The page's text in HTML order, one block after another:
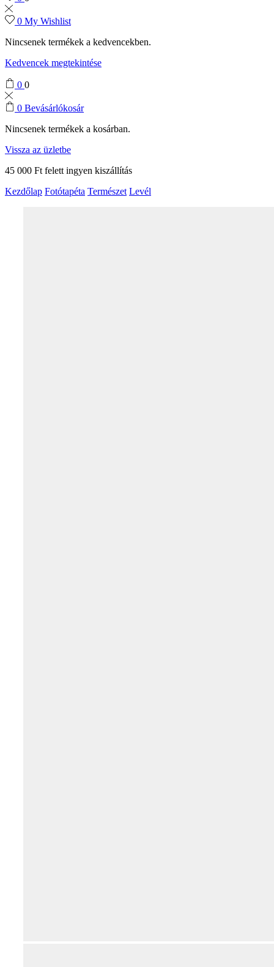
0 My Wishlist
Nincsenek termékek a kedvencekben.
Kedvencek megtekintése
0 0
0 Bevásárlókosár
Nincsenek termékek a kosárban.
Vissza az üzletbe
45 000 Ft felett ingyen kiszállítás
Kezdőlap Fotótapéta Természet Levél